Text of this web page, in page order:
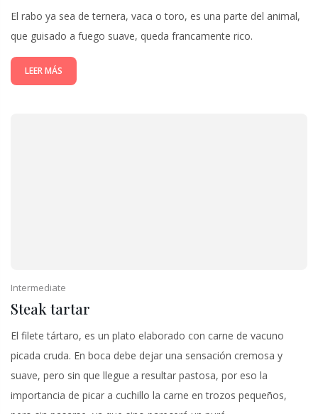
El rabo ya sea de ternera, vaca o toro, es una parte del animal,
que guisado a fuego suave, queda francamente rico.
LEER MÁS
Intermediate
Steak tartar
El filete tártaro​, es un plato elaborado con carne de vacuno
picada cruda. En boca debe dejar una sensación cremosa y
suave, pero sin que llegue a resultar pastosa, por eso la
importancia de picar a cuchillo la carne en trozos pequeños,